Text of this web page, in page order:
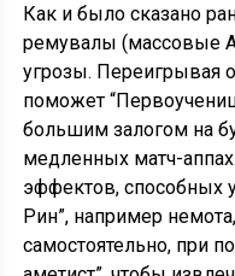
Как и было сказано
ремувалы (массовые
угрозы. Переигрывая
поможет
большим залогом на
медленных матч-
эффектов, способных
Рин”, например
самостоятельно, при